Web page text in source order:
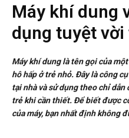
Máy khí dung
dụng tuyệt
Máy khí dung là tên gọi của
hô hấp ở trẻ nhỏ. Đây là công
tại nhà và sử dụng theo chỉ
trẻ khi cần thiết. Để biết được
của máy, bạn nhất định không